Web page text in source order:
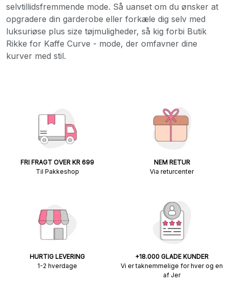
selvtillidsfremmende mode. Så uanset om du ønsker at
opgradere din garderobe eller forkæle dig selv med
luksuriøse plus size tøjmuligheder, så kig forbi Butik
Rikke for Kaffe Curve - mode, der omfavner dine
kurver med stil.
FRI FRAGT OVER KR 699
Til Pakkeshop
NEM RETUR
Via returcenter
HURTIG LEVERING
1-2 hverdage
+18.000 GLADE KUNDER
Vi er taknemmelige for hver og en
af Jer